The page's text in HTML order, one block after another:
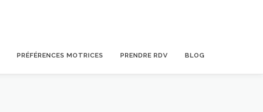
PRÉFÉRENCES MOTRICES PRENDRE RDV BLOG